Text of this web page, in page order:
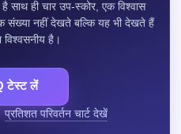
ही चार उप-स्कोर, एक विश्वास
नहीं देखते बल्कि यह भी देखते हैं
विश्वसनीय है।
टेस्ट लें
प्रतिशत परिवर्तन चार्ट देखें